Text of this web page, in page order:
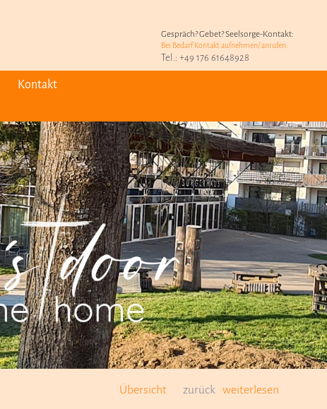
Gespräch? Gebet? Seelsorge-Kontakt:
Bei Bedarf Kontakt aufnehmen/ anrufen:
Tel.: +49 176 61648928
Kontakt
Übersicht zurück weiterlesen